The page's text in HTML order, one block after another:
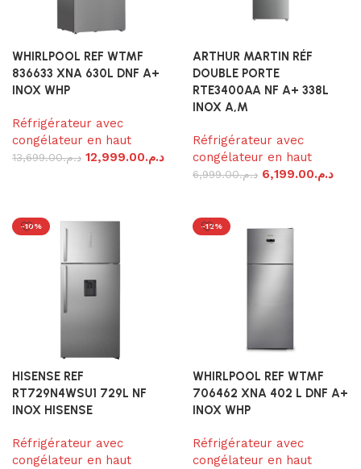
WHIRLPOOL REF WTMF
836633 XNA 630L DNF A+
INOX WHP
Réfrigérateur avec
congélateur en haut
د.م.13,699.00 د.م.12,999.00
ARTHUR MARTIN RÉF
DOUBLE PORTE
RTE3400AA NF A+ 338L
INOX A,M
Réfrigérateur avec
congélateur en haut
د.م.6,999.00 د.م.6,199.00
-10%
HISENSE REF
RT729N4WSU1 729L NF
INOX HISENSE
Réfrigérateur avec
congélateur en haut
-12%
WHIRLPOOL REF WTMF
706462 XNA 402 L DNF A+
INOX WHP
Réfrigérateur avec
congélateur en haut